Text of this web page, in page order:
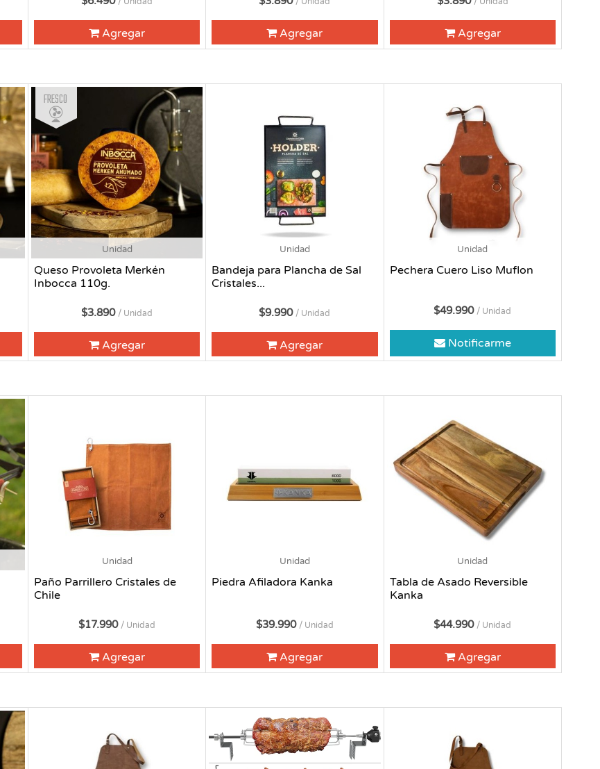
Agregar Agregar Agregar
Unidad
Queso Provoleta Merkén
Inbocca 110g.
Fresco
$3.890 / Unidad
Agregar
Unidad
Bandeja para Plancha de Sal
Cristales...
$9.990 / Unidad
Agregar
Unidad
Pechera Cuero Liso Muflon
$49.990 / Unidad
Notificarme
Unidad
Paño Parrillero Cristales de
Chile
$17.990 / Unidad
Agregar
Unidad
Piedra Afiladora Kanka
$39.990 / Unidad
Agregar
Unidad
Tabla de Asado Reversible
Kanka
$44.990 / Unidad
Agregar